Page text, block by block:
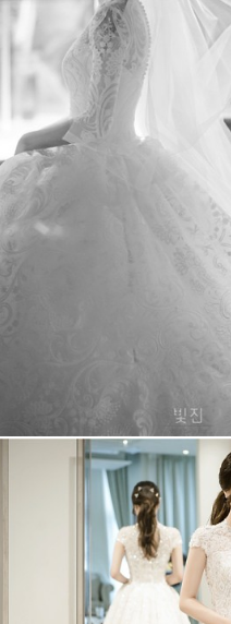
코엑스 인터컨티
이명순 드레스_가